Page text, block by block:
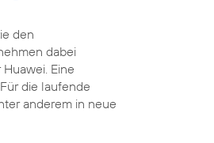
den
dabei
Eine
die laufende
anderem in neue